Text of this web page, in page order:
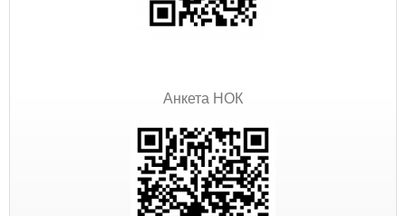
Анкета НОК